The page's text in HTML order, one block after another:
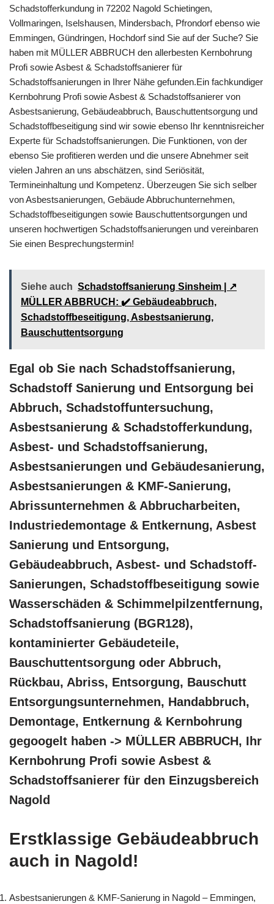
Schadstofferkundung in 72202 Nagold Schietingen,
Vollmaringen, Iselshausen, Mindersbach, Pfrondorf ebenso wie
Emmingen, Gündringen, Hochdorf sind Sie auf der Suche? Sie
haben mit MÜLLER ABBRUCH den allerbesten Kernbohrung
Profi sowie Asbest & Schadstoffsanierer für
Schadstoffsanierungen in Ihrer Nähe gefunden.Ein fachkundiger
Kernbohrung Profi sowie Asbest & Schadstoffsanierer von
Asbestsanierung, Gebäudeabbruch, Bauschuttentsorgung und
Schadstoffbeseitigung sind wir sowie ebenso Ihr kenntnisreicher
Experte für Schadstoffsanierungen. Die Funktionen, von der
ebenso Sie profitieren werden und die unsere Abnehmer seit
vielen Jahren an uns abschätzen, sind Seriösität,
Termineinhaltung und Kompetenz. Überzeugen Sie sich selber
von Asbestsanierungen, Gebäude Abbruchunternehmen,
Schadstoffbeseitigungen sowie Bauschuttentsorgungen und
unseren hochwertigen Schadstoffsanierungen und vereinbaren
Sie einen Besprechungstermin!
Siehe auch Schadstoffsanierung Sinsheim | ↗️
MÜLLER ABBRUCH: ✔️ Gebäudeabbruch,
Schadstoffbeseitigung, Asbestsanierung,
Bauschuttentsorgung
Egal ob Sie nach Schadstoffsanierung,
Schadstoff Sanierung und Entsorgung bei
Abbruch, Schadstoffuntersuchung,
Asbestsanierung & Schadstofferkundung,
Asbest- und Schadstoffsanierung,
Asbestsanierungen und Gebäudesanierung,
Asbestsanierungen & KMF-Sanierung,
Abrissunternehmen & Abbrucharbeiten,
Industriedemontage & Entkernung, Asbest
Sanierung und Entsorgung,
Gebäudeabbruch, Asbest- und Schadstoff-
Sanierungen, Schadstoffbeseitigung sowie
Wasserschäden & Schimmelpilzentfernung,
Schadstoffsanierung (BGR128),
kontaminierter Gebäudeteile,
Bauschuttentsorgung oder Abbruch,
Rückbau, Abriss, Entsorgung, Bauschutt
Entsorgungsunternehmen, Handabbruch,
Demontage, Entkernung & Kernbohrung
gegoogelt haben -> MÜLLER ABBRUCH, Ihr
Kernbohrung Profi sowie Asbest &
Schadstoffsanierer für den Einzugsbereich
Nagold
Erstklassige Gebäudeabbruch
auch in Nagold!
Asbestsanierungen & KMF-Sanierung in Nagold – Emmingen,